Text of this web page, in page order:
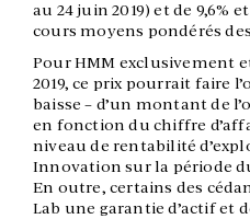
au 24 juin 2019) et de 9,6%
cours moyens pondérés
Pour HMM exclusivement
2019, ce prix pourrait faire
baisse – d’un montant de
en fonction du chiffre
niveau de rentabilité
Innovation sur la période
En outre, certains des
Lab une garantie d’actif et